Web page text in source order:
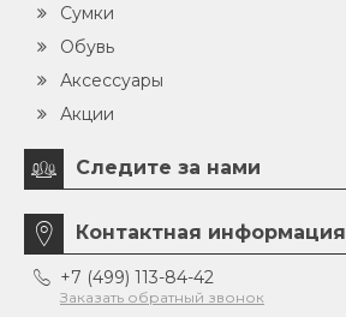
Сумки
Обувь
Аксессуары
Акции
Следите за нами
Контактная информация
+7 (499) 113-84-42
Заказать обратный звонок